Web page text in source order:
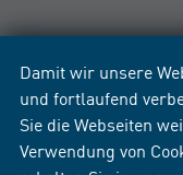
Damit wir unsere
und fortlaufend
Sie die Webseiten
Verwendung von